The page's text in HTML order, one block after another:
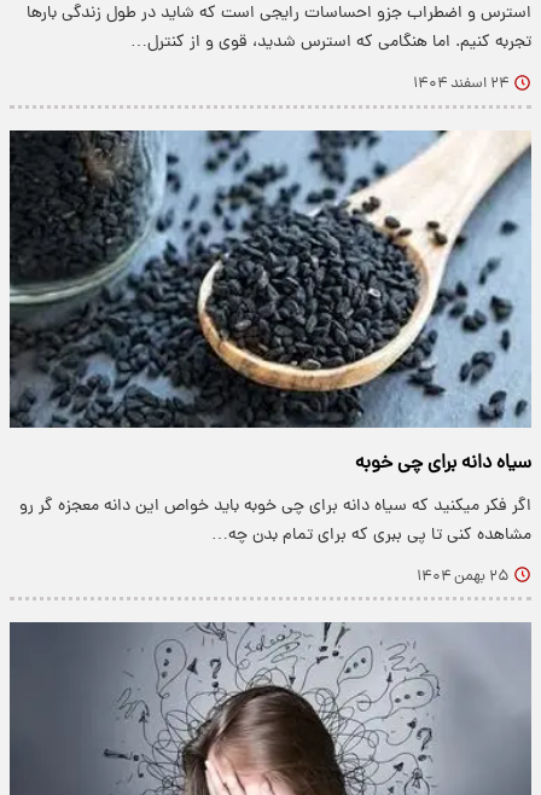
استرس و اضطراب جزو احساسات رایجی است که شاید در طول زندگی بارها
تجربه کنیم. اما هنگامی که استرس شدید، قوی و از کنترل…
۲۴ اسفند ۱۴۰۴
سیاه دانه برای چی خوبه
اگر فکر میکنید که سیاه دانه برای چی خوبه باید خواص این دانه معجزه گر رو
مشاهده کنی تا پی ببری که برای تمام بدن چه…
۲۵ بهمن ۱۴۰۴